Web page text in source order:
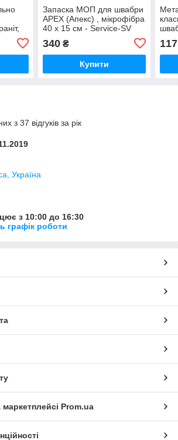
10л
Запаска МОП для швабри
APEX (Апекс) , мікрофібра
40 х 15 см - Service-SV
340₴
Купити
117
з 37 відгуків за рік
Україна
з 10:00 до 16:30
графік роботи
Prom.ua